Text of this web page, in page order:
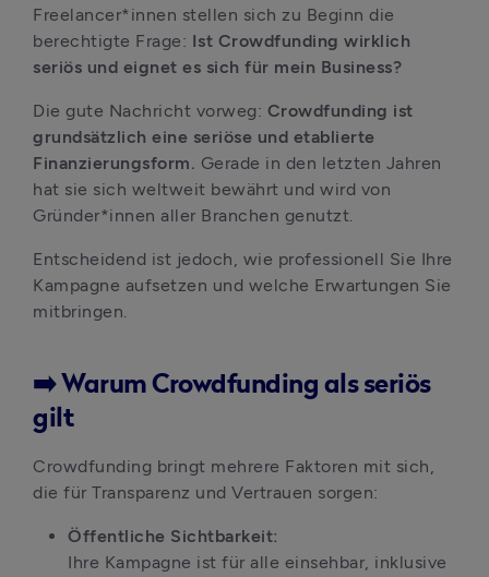
Freelancer*innen stellen sich zu Beginn die
berechtigte Frage: Ist Crowdfunding wirklich
seriös und eignet es sich für mein Business?
Die gute Nachricht vorweg: Crowdfunding ist
grundsätzlich eine seriöse und etablierte
Finanzierungsform. Gerade in den letzten Jahren
hat sie sich weltweit bewährt und wird von
Gründer*innen aller Branchen genutzt.
Entscheidend ist jedoch, wie professionell Sie Ihre
Kampagne aufsetzen und welche Erwartungen Sie
mitbringen.
➡️ Warum Crowdfunding als seriös
gilt
Crowdfunding bringt mehrere Faktoren mit sich,
die für Transparenz und Vertrauen sorgen:
Öffentliche Sichtbarkeit:
Ihre Kampagne ist für alle einsehbar, inklusive